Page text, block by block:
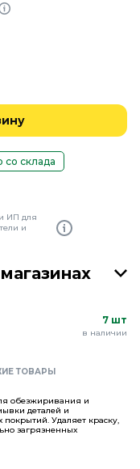
со склада
ИП для
и
7 шт
в наличии
ТОВАРЫ
обезжиривания и
деталей и
Удаляет краску,
загрязненных